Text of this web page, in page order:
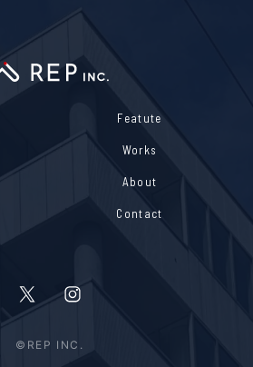
Featute
Works
About
Contact
©REP INC.